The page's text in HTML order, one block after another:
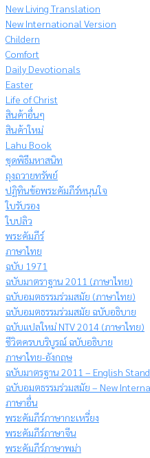
New Living Translation
New International Version
Childern
Comfort
Daily Devotionals
Easter
Life of Christ
สินค้าอื่นๆ
สินค้าใหม่
Lahu Book
ชุดพิธีมหาสนิท
ถุงถวายทรัพย์
ปฏิทินข้อพระคัมภีร์หนุนใจ
ใบรับรอง
ใบปลิว
พระคัมภีร์
ภาษาไทย
ฉบับ 1971
ฉบับมาตราฐาน 2011 (ภาษาไทย)
ฉบับอมตธรรมร่วมสมัย (ภาษาไทย)
ฉบับอมตธรรมร่วมสมัย ฉบับอธิบาย
ฉบับแปลใหม่ NTV 2014 (ภาษาไทย)
ชีวิตครบบริบูรณ์ ฉบับอธิบาย
ภาษาไทย-อังกฤษ
ฉบับมาตรฐาน 2011 – English
ฉบับอมตธรรมร่วมสมัย – New
ภาษาอื่น
พระคัมภีร์ภาษากะเหรี่ยง
พระคัมภีร์ภาษาจีน
พระคัมภีร์ภาษาพม่า